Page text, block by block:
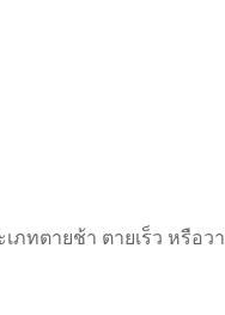
ภทตายช้า ตายเร็ว หรือว